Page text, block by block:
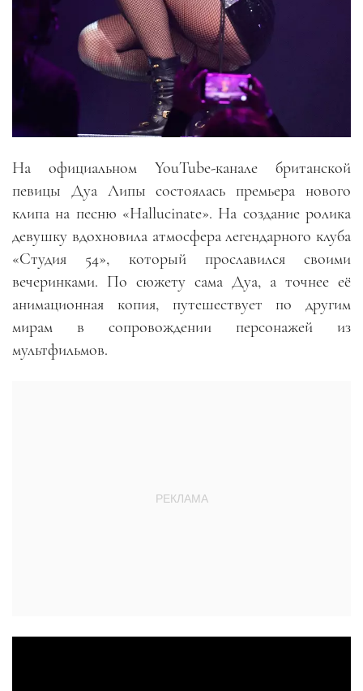
На официальном YouTube-канале британской
певицы Дуа Липы состоялась премьера нового
клипа на песню «Hallucinate». На создание ролика
девушку вдохновила атмосфера легендарного клуба
«Студия 54», который прославился своими
вечеринками. По сюжету сама Дуа, а точнее её
анимационная копия, путешествует по другим
мирам в сопровождении персонажей из
мультфильмов.